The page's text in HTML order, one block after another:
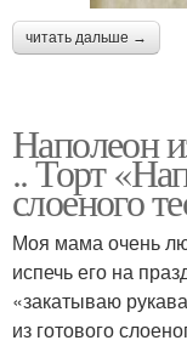
читать дальше →
Наполеон
.. Торт
слоеного
Моя мама очень
испечь его на
«закатываю
из готового